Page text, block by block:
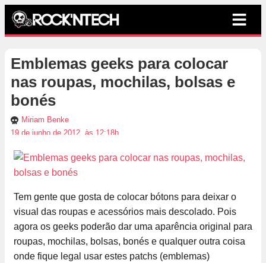
Emblemas geeks para colocar
nas roupas, mochilas, bolsas e
bonés
Miriam Benke
19 de junho de 2012, às 12:18h
Tem gente que gosta de colocar bótons para deixar o
visual das roupas e acessórios mais descolado. Pois
agora os geeks poderão dar uma aparência original para
roupas, mochilas, bolsas, bonés e qualquer outra coisa
onde fique legal usar estes patchs (emblemas)